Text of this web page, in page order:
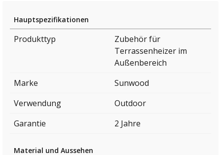
Hauptspezifikationen
Produkttyp
Zubehör für
Terrassenheizer im
Außenbereich
Marke
Sunwood
Verwendung
Outdoor
Garantie
2 Jahre
Material und Aussehen